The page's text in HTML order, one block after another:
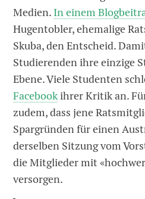
Medien. In einem
Hugentobler, ehemalige
Skuba, den Entscheid.
Studierenden ihre einzige
Ebene. Viele Studenten
Facebookihrer Kritik an.
zudem, dass jene
Spargründen für einen
derselben Sitzung vom
die Mitglieder mit
versorgen.